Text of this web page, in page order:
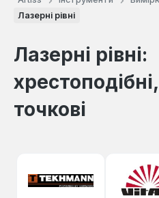
Лазерні рівні
Лазерні рівні:
хрестоподібні,
точкові